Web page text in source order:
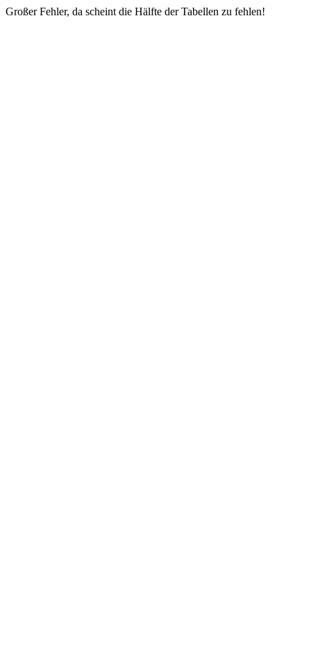
Großer Fehler, da scheint die Hälfte der Tabellen zu fehlen!